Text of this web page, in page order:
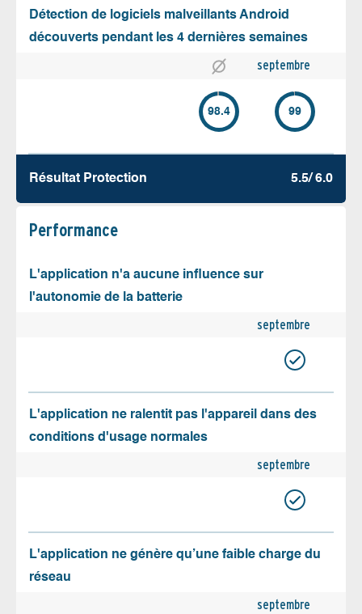
Détection de logiciels malveillants Android
découverts pendant les 4 dernières semaines
septembre
98.4 99
Résultat Protection 5.5/ 6.0
Performance
L'application n'a aucune influence sur
l'autonomie de la batterie
septembre
L'application ne ralentit pas l'appareil dans des
conditions d'usage normales
septembre
L'application ne génère qu’une faible charge du
réseau
septembre